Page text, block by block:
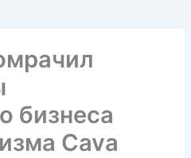
бизнеса
Cava